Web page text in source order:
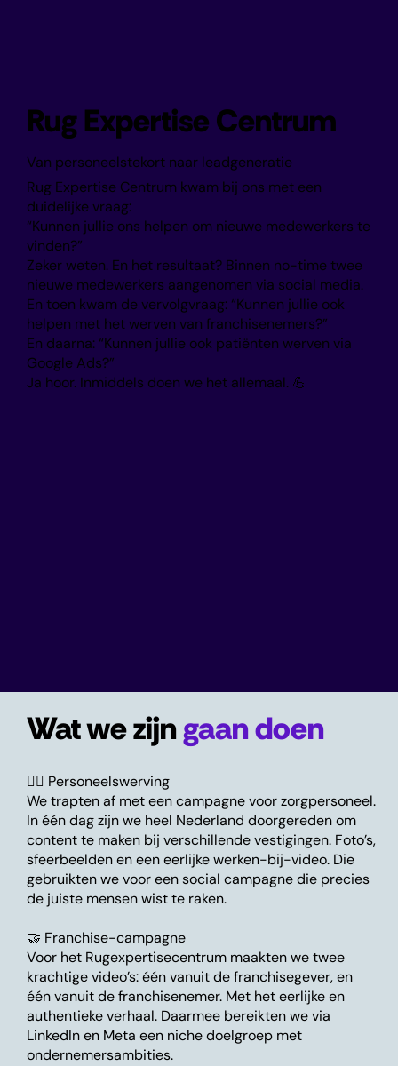
Rug Expertise Centrum
Van personeelstekort naar leadgeneratie
Rug Expertise Centrum kwam bij ons met een
duidelijke vraag:
“Kunnen jullie ons helpen om nieuwe medewerkers te
vinden?”
Zeker weten. En het resultaat? Binnen no-time twee
nieuwe medewerkers aangenomen via social media.
En toen kwam de vervolgvraag: “Kunnen jullie ook
helpen met het werven van franchisenemers?”
En daarna: “Kunnen jullie ook patiënten werven via
Google Ads?”
Ja hoor. Inmiddels doen we het allemaal. 💪
Wat we zijngaan doen
👩‍⚕️ Personeelswerving
We trapten af met een campagne voor zorgpersoneel.
In één dag zijn we heel Nederland doorgereden om
content te maken bij verschillende vestigingen. Foto’s,
sfeerbeelden en een eerlijke werken-bij-video. Die
gebruikten we voor een social campagne die precies
de juiste mensen wist te raken.
🤝 Franchise-campagne
Voor het Rugexpertisecentrum maakten we twee
krachtige video’s: één vanuit de franchisegever, en
één vanuit de franchisenemer. Met het eerlijke en
authentieke verhaal. Daarmee bereikten we via
LinkedIn en Meta een niche doelgroep met
ondernemersambities.